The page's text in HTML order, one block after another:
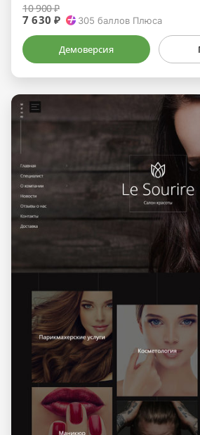
10 900 ₽
7 630 ₽ 305 баллов Плюса
Демоверсия